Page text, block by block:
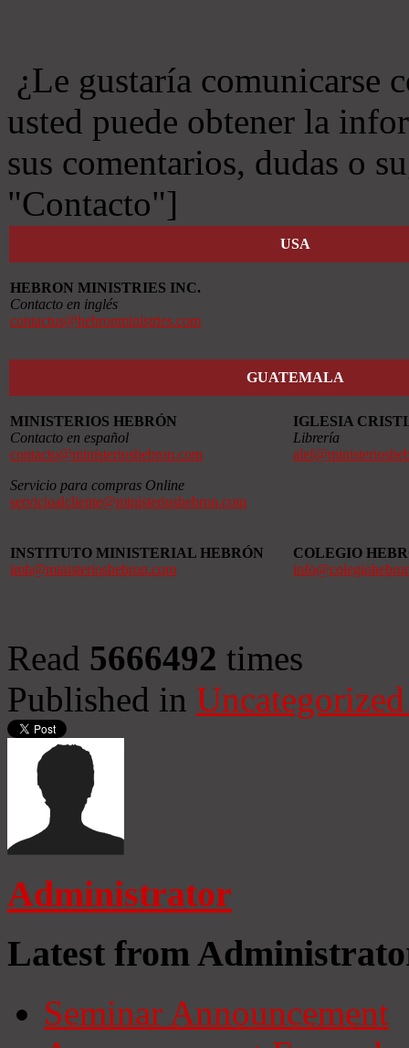
¿Le gustaría comunicarse
usted puede obtener la
sus comentarios, dudas o
"Contacto"]
USA
HEBRON MINISTRIES INC.
Contacto en inglés
contactus@hebronministries.com
GUATEMALA
MINISTERIOS HEBRÓN
Contacto en español
contacto@ministerioshebron.com
Servicio para compras Online
servicioalcliente@ministerioshebron.com
IGLESIA
Librería
INSTITUTO MINISTERIAL HEBRÓN
imh@ministerioshebron.com
COLEGIO
Read 5666492 times
Published in
Administrator
Latest from
Seminar Announcement